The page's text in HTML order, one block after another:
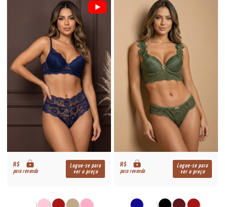
R$
para revenda
Logue-se para
ver o preço
R$
para revenda
Logue-se para
ver o preço